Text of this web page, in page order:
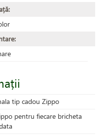
tip cadou Zippo
pentru fiecare bricheta